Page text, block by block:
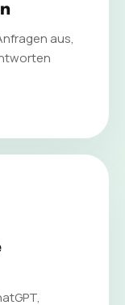
aus,